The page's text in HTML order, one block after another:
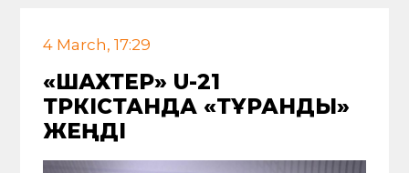
4 March, 17:29
«ШАХТЕР» U-21
ТҮРКІСТАНДА «ТҰРАНДЫ»
ЖЕҢДІ